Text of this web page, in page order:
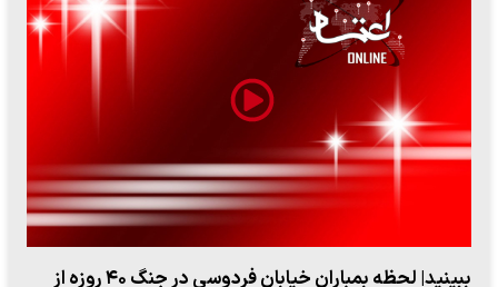
ببینید| لحظه بمباران خیابان فردوسی در جنگ ۴۰ روزه از